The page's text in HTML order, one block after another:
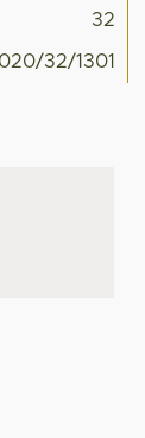
32
32/1301